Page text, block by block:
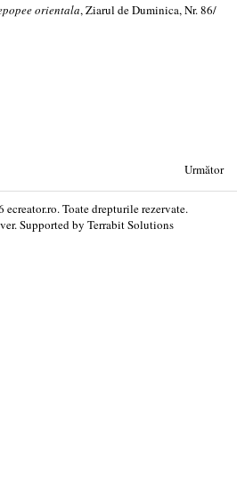
orientala, Ziarul de Duminica, Nr. 86/
Următor
Toate drepturile rezervate.
. Supported by Terrabit Solutions